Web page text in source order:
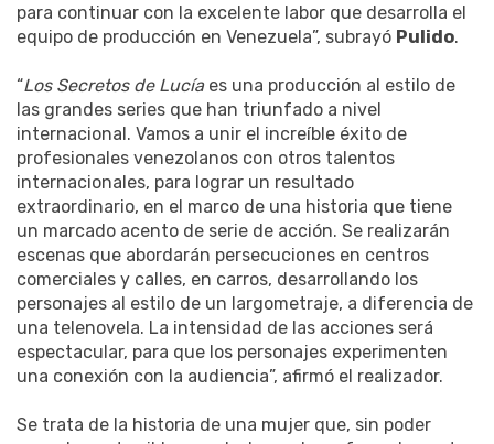
para continuar con la excelente labor que desarrolla el
equipo de producción en Venezuela”, subrayó Pulido.
“Los Secretos de Lucíaes una producción al estilo de
las grandes series que han triunfado a nivel
internacional. Vamos a unir el increíble éxito de
profesionales venezolanos con otros talentos
internacionales, para lograr un resultado
extraordinario, en el marco de una historia que tiene
un marcado acento de serie de acción. Se realizarán
escenas que abordarán persecuciones en centros
comerciales y calles, en carros, desarrollando los
personajes al estilo de un largometraje, a diferencia de
una telenovela. La intensidad de las acciones será
espectacular, para que los personajes experimenten
una conexión con la audiencia”, afirmó el realizador.
Se trata de la historia de una mujer que, sin poder